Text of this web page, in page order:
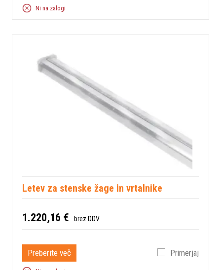
Ni na zalogi
Letev za stenske žage in vrtalnike
1.220,16 € brez DDV
Preberite več Primerjaj